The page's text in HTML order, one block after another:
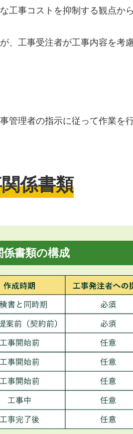
工事コストを抑制する観点か
、工事受注者が工事内容を考
管理者の指示に従って作業を行
係書類
係書類の構成